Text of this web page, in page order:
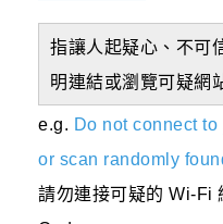
指讓人起疑心、不可
明連結或瀏覽可疑網
e.g. Do not connect to
or scan randomly
請勿連接可疑的 Wi-Fi